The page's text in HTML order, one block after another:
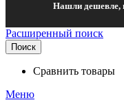
Нашли дешевле,
Расширенный поиск
Поиск
Сравнить товары
Меню